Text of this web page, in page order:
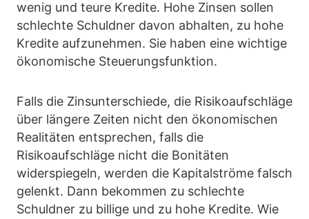
wenig und teure Kredite. Hohe Zinsen sollen
schlechte Schuldner davon abhalten, zu hohe
Kredite aufzunehmen. Sie haben eine wichtige
ökonomische Steuerungsfunktion.
Falls die Zinsunterschiede, die Risikoaufschläge
über längere Zeiten nicht den ökonomischen
Realitäten entsprechen, falls die
Risikoaufschläge nicht die Bonitäten
widerspiegeln, werden die Kapitalströme falsch
gelenkt. Dann bekommen zu schlechte
Schuldner zu billige und zu hohe Kredite. Wie